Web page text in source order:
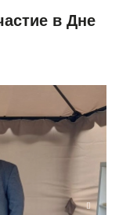
в Дне